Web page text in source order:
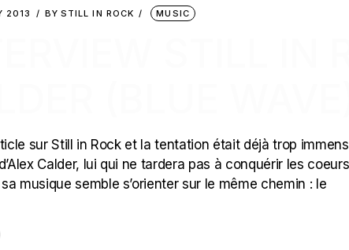
2013 BY STILL IN ROCK MUSIC
sur Still in Rock et la tentation était déjà trop
Calder, lui qui ne tardera pas à conquérir les
musique semble s’orienter sur le même chemin : le